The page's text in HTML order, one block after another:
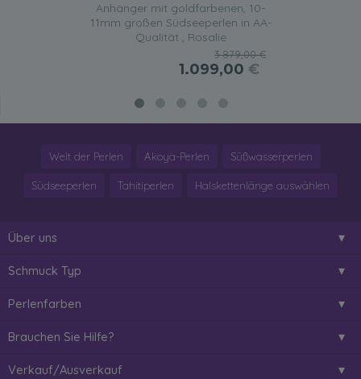
Anhänger mit goldfarbenen, 10-
11mm großen Südseeperlen in AA-
Qualität , Rosalie
3.879,00 €
1.099,00 €
Welt der Perlen Akoya-Perlen Süßwasserperlen
Südseeperlen Tahitiperlen Halskettenlänge auswählen
Über uns
Schmuck Typ
Perlenfarben
Brauchen Sie Hilfe?
Verkauf/Ausverkauf